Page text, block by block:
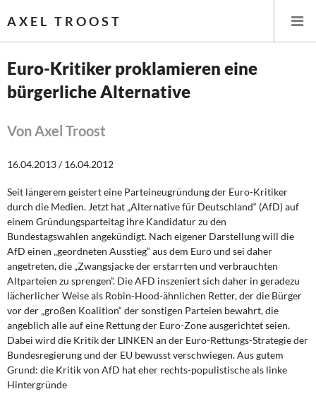
AXEL TROOST
Startseite
Themen
Leitlinien linker Wirtschafts- und Finanzpolitik
Wirtschaftspolitik
Steuer- und Finanzpolitik
Öffentliche Infrastruktur und Daseinsvorsorge
Eurokrise und Griechenland
DIE LINKE
Weitere Themen
Memo-Gruppe
Euro-Kritiker proklamieren eine
bürgerliche Alternative
Von Axel Troost
16.04.2013 / 16.04.2012
Seit längerem geistert eine Parteineugründung der Euro-Kritiker
durch die Medien. Jetzt hat „Alternative für Deutschland“ (AfD) auf
einem Gründungsparteitag ihre Kandidatur zu den
Bundestagswahlen angekündigt. Nach eigener Darstellung will die
AfD einen „geordneten Ausstieg“ aus dem Euro und sei daher
angetreten, die „Zwangsjacke der erstarrten und verbrauchten
Altparteien zu sprengen“. Die AFD inszeniert sich daher in geradezu
lächerlicher Weise als Robin-Hood-ähnlichen Retter, der die Bürger
vor der „großen Koalition“ der sonstigen Parteien bewahrt, die
angeblich alle auf eine Rettung der Euro-Zone ausgerichtet seien.
Dabei wird die Kritik der LINKEN an der Euro-Rettungs-Strategie der
Bundesregierung und der EU bewusst verschwiegen. Aus gutem
Grund: die Kritik von AfD hat eher rechts-populistische als linke
Hintergründe